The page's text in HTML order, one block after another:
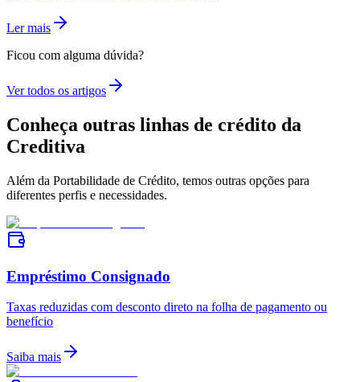
Ler mais
Ficou com alguma dúvida?
Ver todos os artigos
Conheça outras linhas de crédito da
Creditiva
Além da Portabilidade de Crédito, temos outras opções para
diferentes perfis e necessidades.
Empréstimo Consignado
Taxas reduzidas com desconto direto na folha de pagamento ou
benefício
Saiba mais